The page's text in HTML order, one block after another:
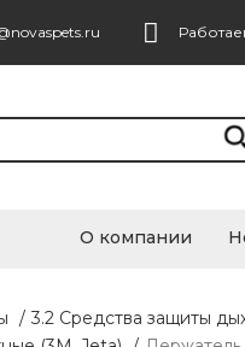
О компании
/ 3.2 Средства защиты